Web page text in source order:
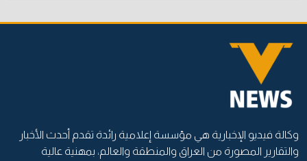
وكالة فيديو الإخبارية هي مؤسسة إعلامية رائدة تقدم أحدث الأخبار
والتقارير المصورة من العراق والمنطقة والعالم، بمهنية عالية